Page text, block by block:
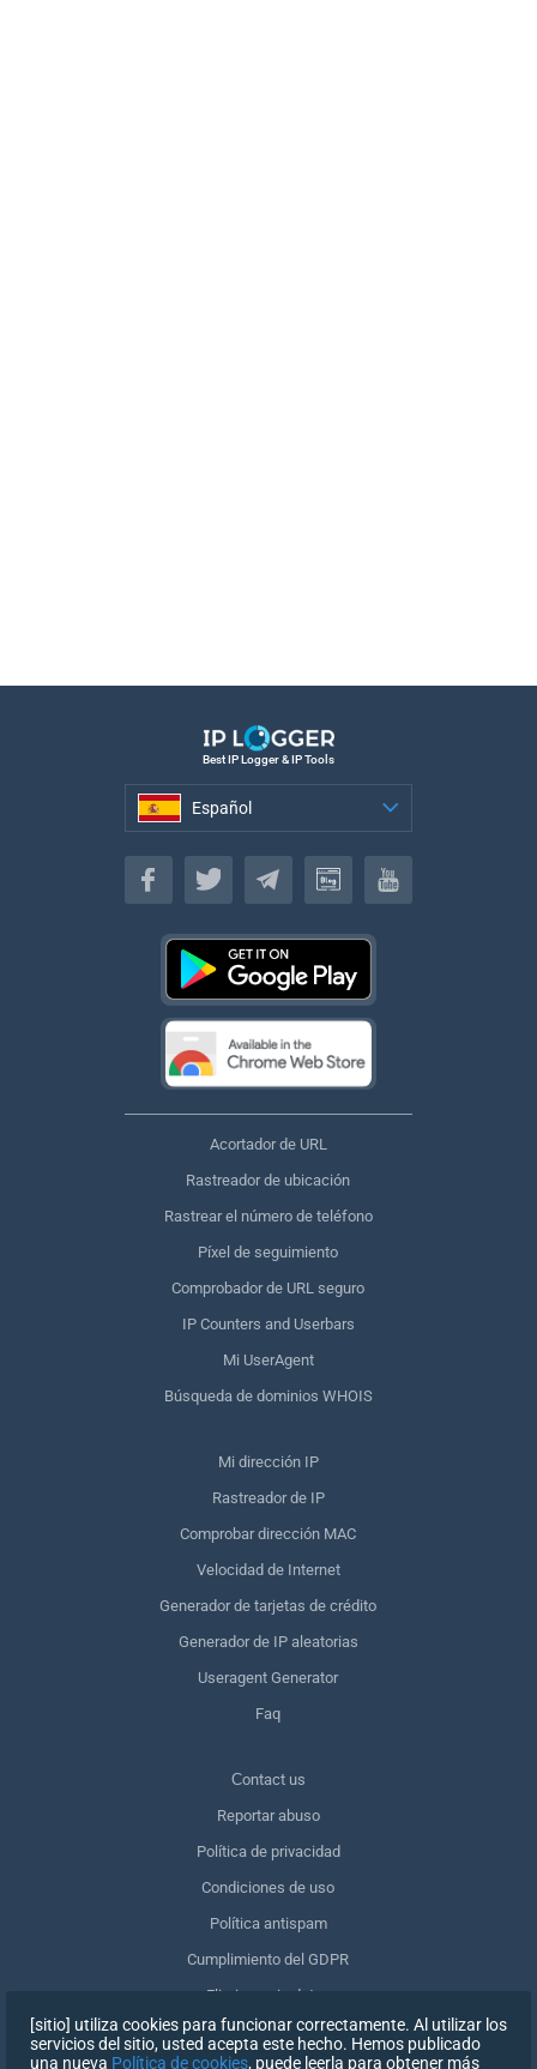
Best IP Logger & IP Tools
Español
Español
Acortador de URL
Rastreador de ubicación
Rastrear el número de teléfono
Píxel de seguimiento
Comprobador de URL seguro
IP Counters and Userbars
Mi UserAgent
Búsqueda de dominios WHOIS
Mi dirección IP
Rastreador de IP
Comprobar dirección MAC
Velocidad de Internet
Generador de tarjetas de crédito
Generador de IP aleatorias
Useragent Generator
Faq
Сontact us
Reportar abuso
Política de privacidad
Condiciones de uso
Política antispam
Cumplimiento del GDPR
Eliminar mis datos
Retirar el consentimiento
[sitio] utiliza cookies para funcionar correctamente. Al utilizar los
servicios del sitio, usted acepta este hecho. Hemos publicado
una nueva Política de cookies, puede leerla para obtener más